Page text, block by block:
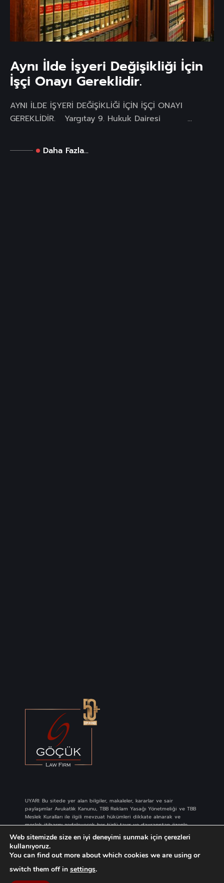
Aynı İlde İşyeri Değişikliği İçin
İşçi Onayı Gereklidir.
AYNI İLDE İŞYERİ DEĞİŞİKLİĞİ İÇİN İŞÇİ ONAYI
GEREKLİDİR. Yargıtay 9. Hukuk Dairesi ...
Daha Fazla...
UYARI: Bu sitede yer alan bilgiler, makaleler, kararlar ve sair
paylaşımlar Avukatlık Kanunu, TBB Reklam Yasağı Yönetmeliği ve TBB
Meslek Kuralları ile ilgili mevzuat hükümleri dikkate alınarak ve
meslek itibarını zedeleyecek her türlü tavır ve davranıştan özenle
birinde reklam, tanıtım, pazarlama, iş sağlama amacı
güdülmemektedir. Bu sebeple, bu bilgilerin profesyonel danışmanlık
hizmeti yerine geçtiği kabul edilmemelidir. Site içeriğinde bulunan
olup, FSEK kapsamında eser niteliğindedir ve izinsiz kullanımı
yasaktır.
Web sitemizde size en iyi deneyimi sunmak için çerezleri
kullanıyoruz.
You can find out more about which cookies we are using or
switch them off in settings.